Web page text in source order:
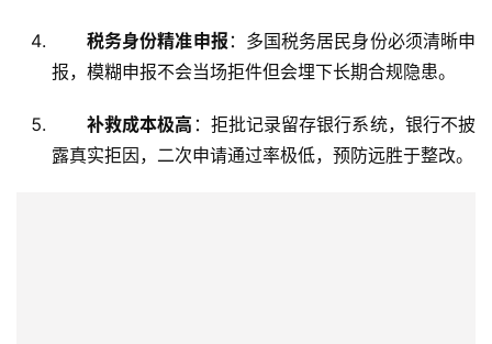
税务身份精准申报 ：多国税务居民身份必须清晰申
报，模糊申报不会当场拒件但会埋下长期合规隐患。
补救成本极高 ：拒批记录留存银行系统，银行不披
露真实拒因，二次申请通过率极低，预防远胜于整改。